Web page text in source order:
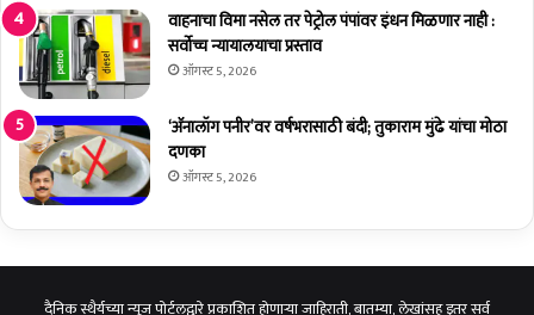
त
मा
मा
त
अं
त्य
सं
स्का
र
वाहनाचा विमा नसेल तर पेट्रोल पंपांवर इंधन मिळणार नाही :
सर्वोच्च न्यायालयाचा प्रस्ताव
ऑगस्ट 5, 2026
‘अ‍ॅनालॉग पनीर’वर वर्षभरासाठी बंदी; तुकाराम मुंढे यांचा मोठा
दणका
ऑगस्ट 5, 2026
दैनिक स्थैर्यच्या न्यूज पोर्टलद्वारे प्रकाशित होणाऱ्या जाहिराती, बातम्या, लेखांसह इतर सर्व